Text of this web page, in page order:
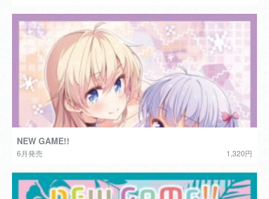
NEW GAME!!
6月発売 1,320円